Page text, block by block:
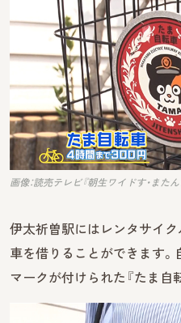
画像：読売テレビ『朝生ワイドす・またん
伊太祈曽駅にはレンタサイ
車を借りることができます。
マークが付けられた『たま自転